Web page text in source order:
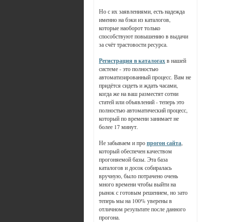
Но с их заявлениями, есть надежда
именно на бэки из каталогов,
которые наоборот только
способствуют повышению в выдачи
за счёт трастовости ресурса.
Регистрация в каталогахв нашей
системе - это полностью
автоматизированный процесс. Вам не
придётся сидеть и ждать часами,
когда же на ваш разместят сотни
статей или объявлений - теперь это
полностью автоматический процесс,
который по времени занимает не
более 17 минут.
Не забываем и пропрогон сайта,
который обеспечен качеством
прогоняемой базы. Эта база
каталогов и досок собиралась
вручную, было потрачено очень
много времени чтобы выйти на
рынок с готовым решением, но зато
теперь мы на 100% уверены в
отличном результате после данного
прогона.